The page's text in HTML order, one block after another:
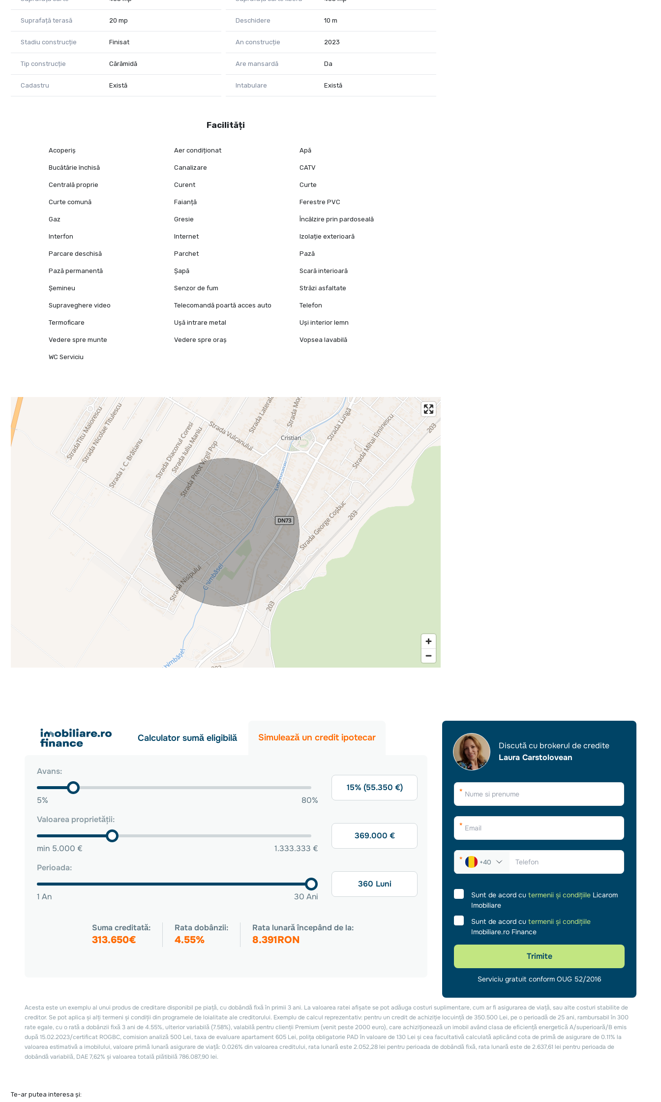
Suprafață terasă 20 mp Deschidere 10 m
Stadiu construcție Finisat An construcție 2023
Tip construcție Cărămidă Are mansardă Da
Cadastru Există Intabulare Există
Facilități
Acoperiș Aer condiționat Apă
Bucătărie închisă Canalizare CATV
Centrală proprie Curent Curte
Curte comună Faianță Ferestre PVC
Gaz Gresie Încălzire prin pardoseală
Interfon Internet Izolație exterioară
Parcare deschisă Parchet Pază
Pază permanentă Șapă Scară interioară
Șemineu Senzor de fum Străzi asfaltate
Supraveghere video Telecomandă poartă acces auto Telefon
Termoficare Ușă intrare metal Uși interior lemn
Vedere spre munte Vedere spre oraș Vopsea lavabilă
WC Serviciu
Te-ar putea interesa și: